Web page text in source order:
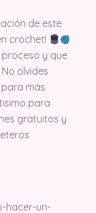
de este
crochet!
y que
olvides
más
para
gratuitos y
hacer-un-